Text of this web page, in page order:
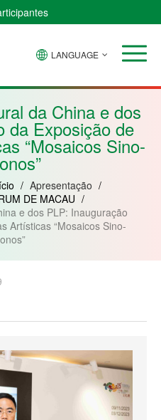
Bissau
Guiné
Moçambique
LANGUAGE
da China e dos
da Exposição de
“Mosaicos Sino-
/ Apresentação /
DE MACAU /
e dos PLP: Inauguração
Artísticas “Mosaicos Sino-